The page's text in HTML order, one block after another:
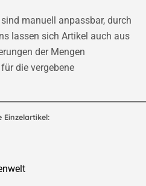
manuell anpassbar, durch
lassen sich Artikel auch aus
der Mengen
die vergebene
Einzelartikel: